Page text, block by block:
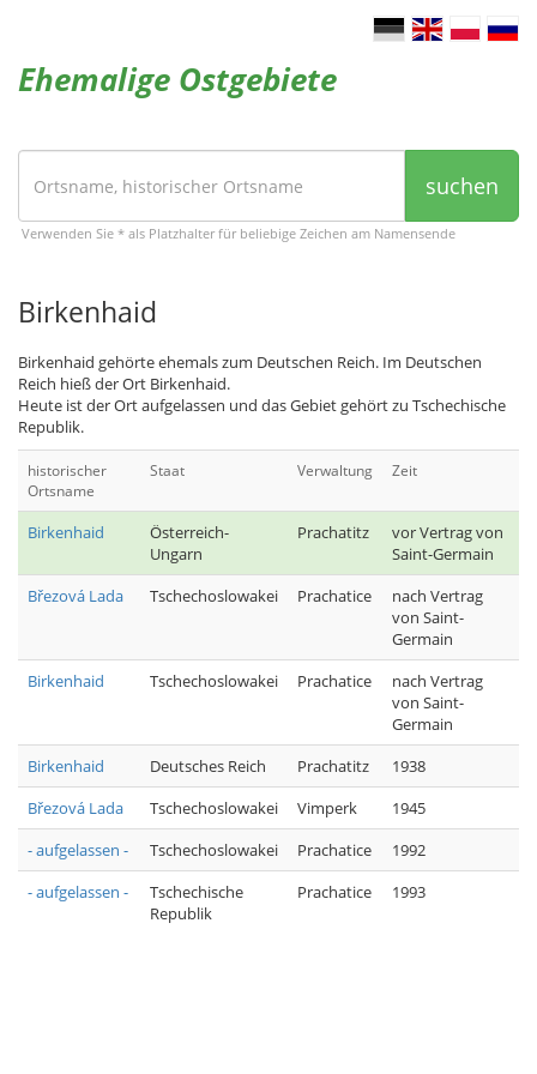
Ehemalige Ostgebiete
suchen
Verwenden Sie * als Platzhalter für beliebige Zeichen am Namensende
Birkenhaid
Birkenhaid gehörte ehemals zum Deutschen Reich. Im Deutschen
Reich hieß der Ort Birkenhaid.
Heute ist der Ort aufgelassen und das Gebiet gehört zu Tschechische
Republik.
historischer
Ortsname
Staat Verwaltung Zeit
Birkenhaid
Österreich-
Ungarn
Prachatitz
vor Vertrag von
Saint-Germain
Březová Lada
Tschechoslowakei Prachatice
nach Vertrag
von Saint-
Germain
Birkenhaid
Tschechoslowakei Prachatice
nach Vertrag
von Saint-
Germain
Birkenhaid
Deutsches Reich Prachatitz
1938
Březová Lada
Tschechoslowakei Vimperk
1945
- aufgelassen -
Tschechoslowakei Prachatice
1992
- aufgelassen -
Tschechische
Republik
Prachatice 1993